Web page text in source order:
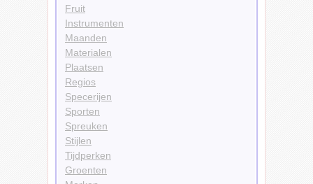
Fruit
Instrumenten
Maanden
Materialen
Plaatsen
Regios
Specerijen
Sporten
Spreuken
Stijlen
Tijdperken
Groenten